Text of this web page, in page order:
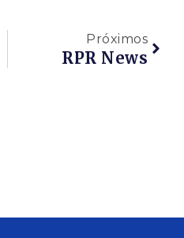
Próximos
RPR News